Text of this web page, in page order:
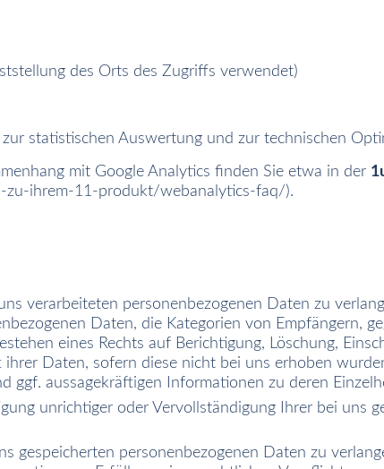
des Orts des Zugriffs verwendet)
statistischen Auswertung und zur technischen
mit Google Analytics finden Sie etwa in der
zu-ihrem-11-produkt/webanalytics-faq/).
verarbeiteten personenbezogenen Daten zu
Daten, die Kategorien von Empfängern,
eines Rechts auf Berichtigung, Löschung,
Daten, sofern diese nicht bei uns erhoben
ggf. aussagekräftigen Informationen zu deren
unrichtiger oder Vervollständigung Ihrer bei uns
gespeicherten personenbezogenen Daten zu